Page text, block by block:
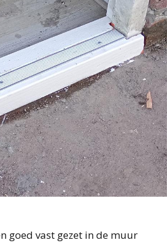
goed vast gezet in de muur